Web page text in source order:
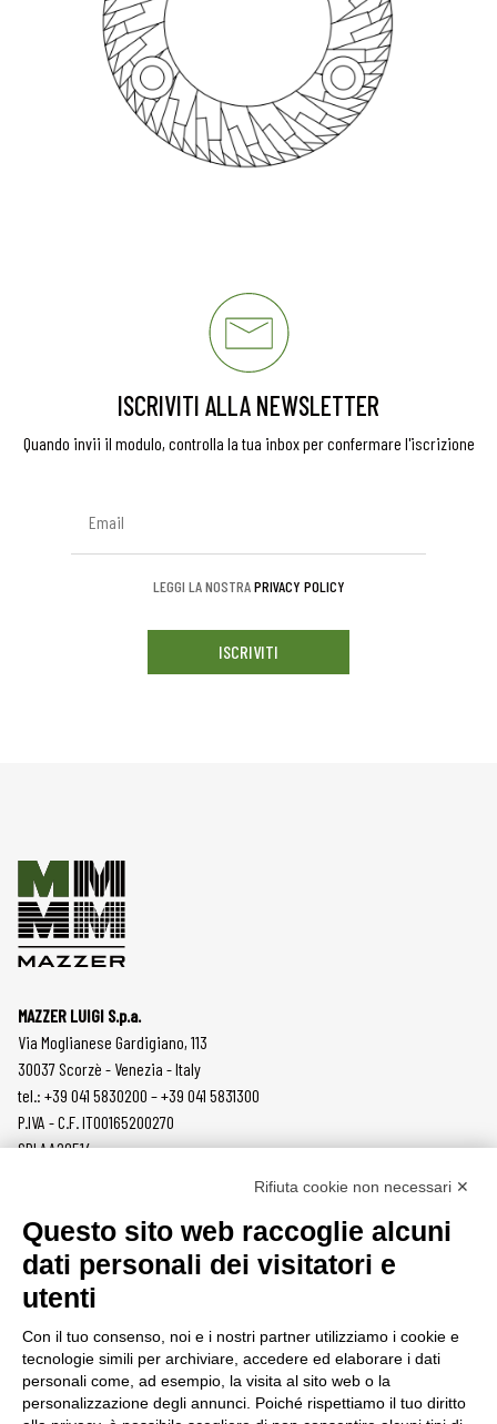
ISCRIVITI ALLA NEWSLETTER
Quando invii il modulo, controlla la tua inbox per confermare l'iscrizione
LEGGI LA NOSTRAPRIVACY POLICY
ISCRIVITI
MAZZER LUIGI S.p.a.
Via Moglianese Gardigiano, 113
30037 Scorzè - Venezia - Italy
tel.: +39 041 5830200 – +39 041 5831300
P.IVA - C.F. IT00165200270
SDI AA2O514
MACINACAFFÈ
ON DEMAND
DOSATORI
MACINE
ACCESSORI
AZIENDA
NEWS
PRIVACY POLICY
SEGNALAZIONI
Rifiuta cookie non necessari ✕
Questo sito web raccoglie alcuni
dati personali dei visitatori e
utenti
Con il tuo consenso, noi e i nostri partner utilizziamo i cookie e
tecnologie simili per archiviare, accedere ed elaborare i dati
personali come, ad esempio, la visita al sito web o la
personalizzazione degli annunci. Poiché rispettiamo il tuo diritto